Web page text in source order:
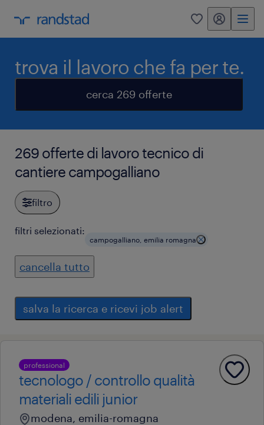
0 my randstad
trova il lavoro che fa per te.
cerca 269 offerte
269 offerte di lavoro tecnico di
cantiere campogalliano
filtro
filtri selezionati:
campogalliano, emilia romagna
cancella tutto
salva la ricerca e ricevi job alert
professional
tecnologo / controllo qualità
materiali edili junior
modena, emilia-romagna